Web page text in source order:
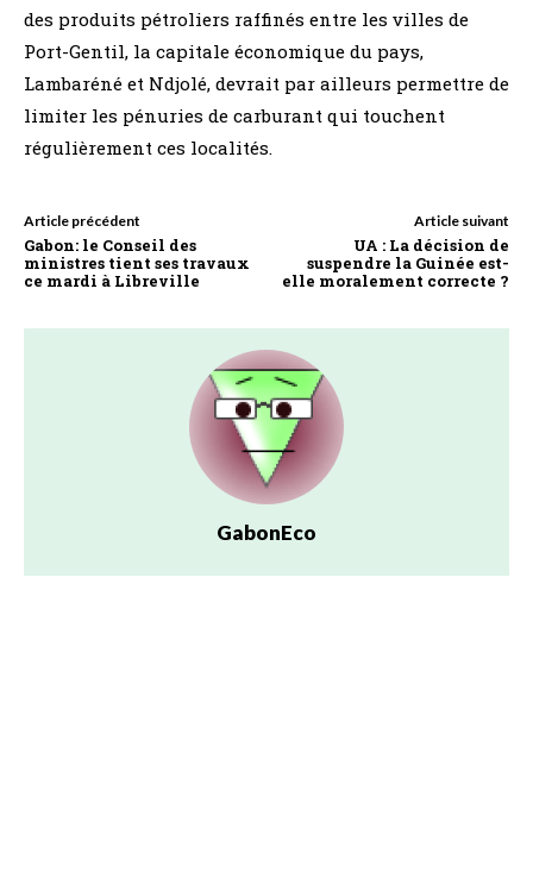
des produits pétroliers raffinés entre les villes de
Port-Gentil, la capitale économique du pays,
Lambaréné et Ndjolé, devrait par ailleurs permettre de
limiter les pénuries de carburant qui touchent
régulièrement ces localités.
Article précédent
Gabon: le Conseil des
ministres tient ses travaux
ce mardi à Libreville
Article suivant
UA : La décision de
suspendre la Guinée est-
elle moralement correcte ?
GabonEco